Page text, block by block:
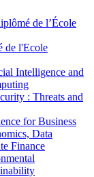
de l’École
de l'Ecole
Intelligence and
: Threats and
for Business
Data
Finance